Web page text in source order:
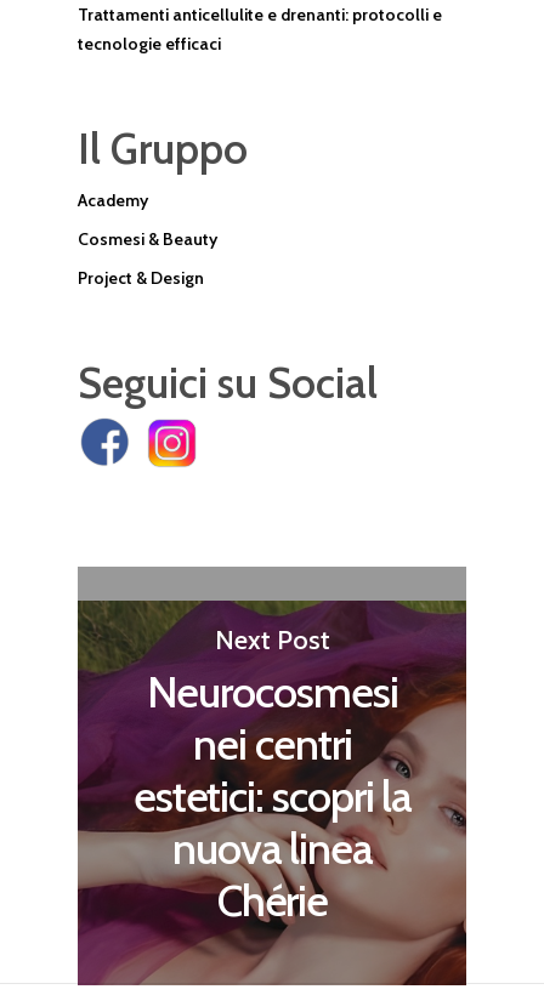
Trattamenti anticellulite e drenanti: protocolli e
tecnologie efficaci
Il Gruppo
Academy
Cosmesi & Beauty
Project & Design
Seguici su Social
Next Post
Neurocosmesi
nei centri
estetici: scopri la
nuova linea
Chérie